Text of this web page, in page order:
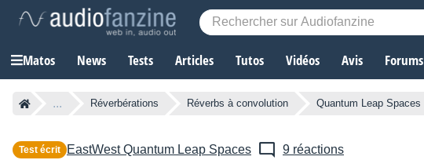
Matos News Tests Articles Tutos Vidéos Avis Forums
... Réverbérations Réverbs à convolution Quantum Leap Spaces
Test écrit EastWestQuantum Leap Spaces 9 réactions